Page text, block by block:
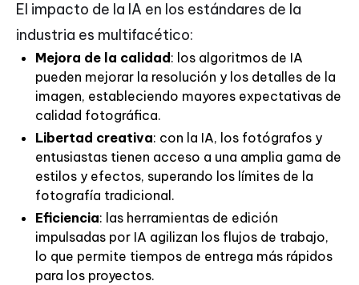
El impacto de la IA en los estándares de la
industria es multifacético:
Mejora de la calidad : los algoritmos de IA
pueden mejorar la resolución y los detalles de la
imagen, estableciendo mayores expectativas de
calidad fotográfica.
Libertad creativa: con la IA, los fotógrafos y
entusiastas tienen acceso a una amplia gama de
estilos y efectos, superando los límites de la
fotografía tradicional.
Eficiencia: las herramientas de edición
impulsadas por IA agilizan los flujos de trabajo,
lo que permite tiempos de entrega más rápidos
para los proyectos.